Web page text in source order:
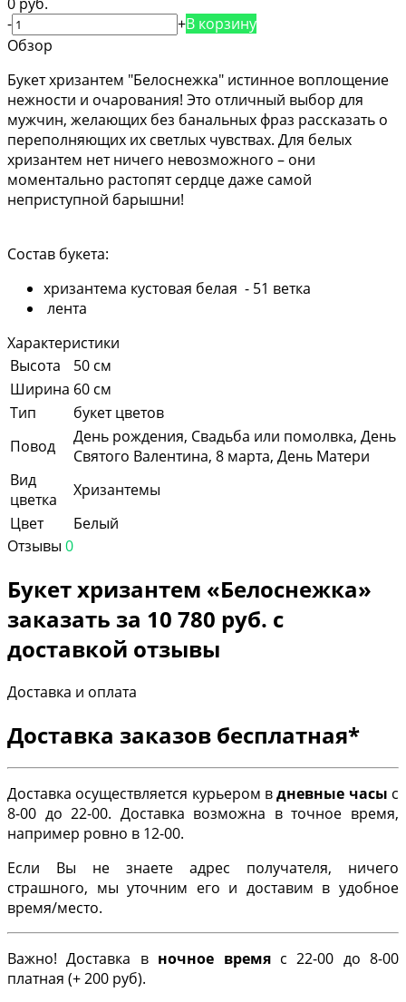
-
+В корзину
Обзор
Букет хризантем "Белоснежка" истинное воплощение
нежности и очарования! Это отличный выбор для
мужчин, желающих без банальных фраз рассказать о
переполняющих их светлых чувствах. Для белых
хризантем нет ничего невозможного – они
моментально растопят сердце даже самой
неприступной барышни!
Состав букета:
хризантема кустовая белая - 51 ветка
лента
Характеристики
Высота
50 см
Ширина 60 см
Тип
букет цветов
Повод
День рождения, Свадьба или помолвка, День
Святого Валентина, 8 марта, День Матери
Вид
цветка
Хризантемы
Цвет
Белый
Отзывы 0
Букет хризантем «Белоснежка»
заказать за 10 780 руб. с
доставкой отзывы
Доставка и оплата
Доставка заказов бесплатная*
Доставка осуществляется курьером вдневные часы с
8-00 до 22-00. Доставка возможна в точное время,
например ровно в 12-00.
Если Вы не знаете адрес получателя, ничего
страшного, мы уточним его и доставим в удобное
время/место.
Важно! Доставка в ночное времяс 22-00 до 8-00
платная (+ 200 руб).